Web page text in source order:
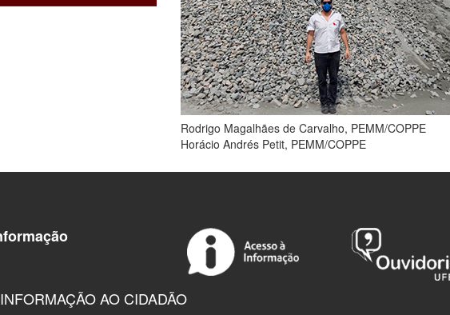
Rodrigo Magalhães de Carvalho, PEMM/COPPE
Horácio Andrés Petit, PEMM/COPPE
AO CIDADÃO